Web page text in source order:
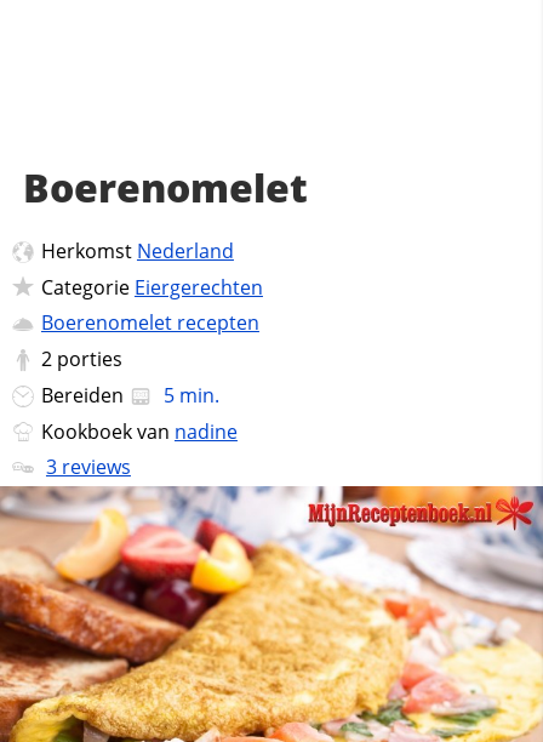
Boerenomelet
Herkomst Nederland
Categorie Eiergerechten
Boerenomelet recepten
2 porties
Bereiden
5 min.
Kookboek van nadine
3 reviews